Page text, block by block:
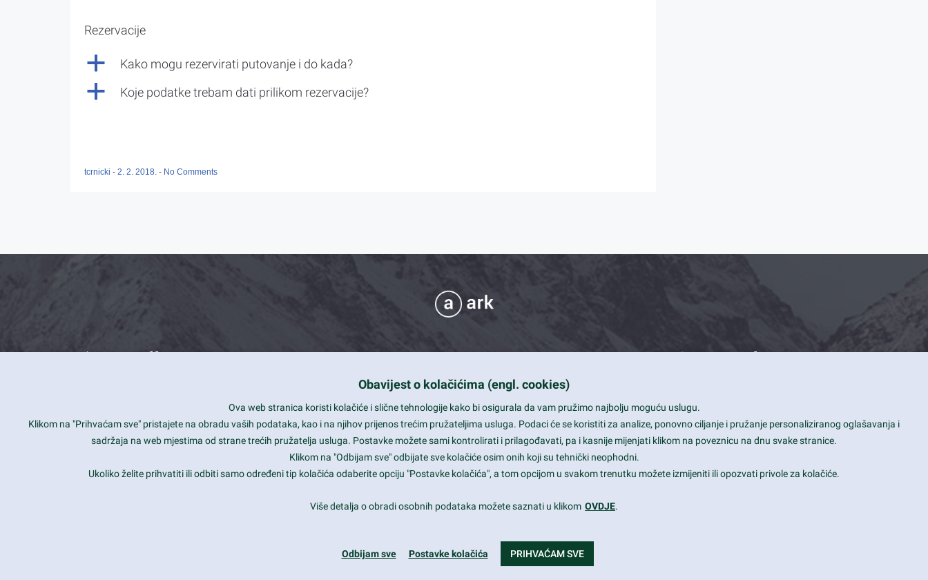
Rezervacije
a Kako mogu rezervirati putovanje i do kada?
a Koje podatke trebam dati prilikom rezervacije?
tcrnicki - 2. 2. 2018. - No Comments
What we offer
Is your website user friendly?
Ark offers weekly stunning designs.
Why our customers love Ark?
Smart and beautiful design
Unlimited Eelements
Mobile ready
Contact Info
View, CA 94043
+1 650-253-0000
Daily: 9:00 am - 6:00 pm
Obavijest o kolačićima (engl. cookies)
Ova web stranica koristi kolačiće i slične tehnologije kako bi osigurala da vam pružimo najbolju moguću uslugu.
Klikom na "Prihvaćam sve" pristajete na obradu vaših podataka, kao i na njihov prijenos trećim pružateljima usluga. Podaci će se koristiti za analize, ponovno ciljanje i pružanje personaliziranog oglašavanja i
sadržaja na web mjestima od strane trećih pružatelja usluga. Postavke možete sami kontrolirati i prilagođavati, pa i kasnije mijenjati klikom na poveznicu na dnu svake stranice.
Klikom na "Odbijam sve" odbijate sve kolačiće osim onih koji su tehnički neophodni.
Ukoliko želite prihvatiti ili odbiti samo određeni tip kolačića odaberite opciju "Postavke kolačića", a tom opcijom u svakom trenutku možete izmijeniti ili opozvati privole za kolačiće.
Više detalja o obradi osobnih podataka možete saznati u klikom OVDJE.
Odbijam sve Postavke kolačića PRIHVAĆAM SVE